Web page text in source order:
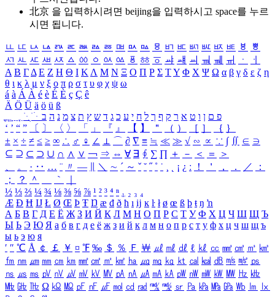
北京 을 입력하시려면 beijing을 입력하시고 space를 누르
시면 됩니다.
ㅥ ㅦ ㅧ ㅨ ㅩ ㅪ ㅫ ㅬ ㅭ ㅮ ㅯ ㅰ ㅱ ㅲ ㅳ ㅴ ㅵ ㅶ ㅷ ㅸ
ㅹ
ㅺ ㅻ ㅼ ㅽ ㅾ ㅿ ㆀ ㆁ ㆂ ㆃ ㆄ ㆅ ㆆ ㆇ ㆈ ㆉ ㆊ ㆋ ㆌ ㆍ
ㆎ
Α Β ΓΔ Ε Ζ Η Θ Ι ΚΛ Μ Ν Ξ Ο Π Ρ Σ ΤΥ Φ Χ Ψ Ω α β γ δ ε ζ η
θ ι κ λ μ ν ξ ο π ρ σ τ υ φ χ ψ ω
á à Á À é è É È ç Ç ê
Ä Ö Ü ä ö ü ß
ִֶֹ ֻּ ׁׂ פ ם ן ו ט א ר ק ף ך ל ח י ע כ ג ד ש ץ ת צ מ נ ה ב
‘ ’ “ ” 〔 〕 〈 〉 「 」 『 』 【 】 ＂ （ ） ［ ］ ｛ ｝
± × ÷ ≠ ≤ ≥ ∞ ∴ ♂ ♀ ∠ ⊥ ⌒ ∂ ∇ ≡ ≒ ≪ ≫ √ ∽ ∝ ∵ ∫ ∬ ∈ ∋
⊆ ⊇ ⊂ ⊃ ∪ ∩ ∧ ∨ ￢ ⇒ ⇔ ∀ ∃ ∮ ∑ ∏ ＋ － ＜ ＝
＞
、
。 · ‥ … ¨ 〃 ― ＼ ∼ ´ ～ ˇ ˘ ˝ ˚ ˙ ¸ ¡ ¿ ː ！ ＇ ， ． ／
：
；
？ ＾ ｀
½ ⅓ ⅔ ¼ ¾ ⅛ ⅜ ⅝ ⅞ ¹ ² ³ ⁴ ⁿ ₁ ₂ ₃ ₄
Æ Ð Ħ Ĳ Ł Ø Œ Þ Ŧ Ŋ æ đ ð ħ ı ĳ ĸ ŀ ł ø œ ß þ ŧ ŋ ŉ
А Б В Г Д Е Ё Ж З И Й К Л М Н О П Р С Т У Ф Х Ц Ч Ш Щ Ъ
Ы Ь Э Ю Я а б в г д е ё ж з и й к л м н о п р с т у ф х ц ч ш щ ъ
ы ь э ю я
′ ″ ℃ Å ￠ ￡ ￥ ¤ ℉ ‰ ＄ ％ Ｆ ￦ ㎕ ㎖ ㎗ ℓ ㎘ ㏄ ㎣ ㎤ ㎥ ㎦
㎙ ㎚ ㎛ ㎜ ㎝ ㎞ ㎟ ㎠ ㎡ ㎢ ㏊ ㎍ ㎎ ㎏ ㏏ ㎈ ㎉ ㏈ ㎧ ㎨ ㎰
㎱ ㎲ ㎳ ㎴ ㎵ ㎶ ㎷ ㎸ ㎹ ㎀ ㎁ ㎂ ㎃ ㎄ ㎺ ㎻ ㎽ ㎾ ㎿ ㎐ ㎑
㎒ ㎓ ㎔ Ω ㏀ ㏁ ㎊ ㎋ ㎌ ㏖ ㏅ ㎭ ㎮ ㎯ ㏛ ㎩ ㎪ ㎫ ㎬ ㏝ ㏐
㏓